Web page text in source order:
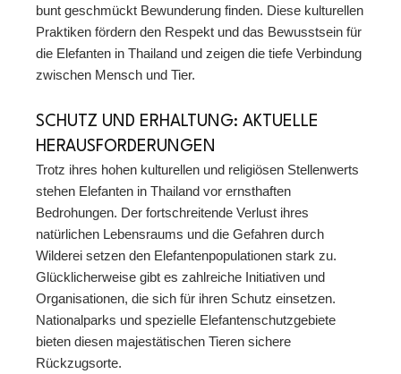
bunt geschmückt Bewunderung finden. Diese kulturellen
Praktiken fördern den Respekt und das Bewusstsein für
die Elefanten in Thailand und zeigen die tiefe Verbindung
zwischen Mensch und Tier.
SCHUTZ UND ERHALTUNG: AKTUELLE
HERAUSFORDERUNGEN
Trotz ihres hohen kulturellen und religiösen Stellenwerts
stehen Elefanten in Thailand vor ernsthaften
Bedrohungen. Der fortschreitende Verlust ihres
natürlichen Lebensraums und die Gefahren durch
Wilderei setzen den Elefantenpopulationen stark zu.
Glücklicherweise gibt es zahlreiche Initiativen und
Organisationen, die sich für ihren Schutz einsetzen.
Nationalparks und spezielle Elefantenschutzgebiete
bieten diesen majestätischen Tieren sichere
Rückzugsorte.